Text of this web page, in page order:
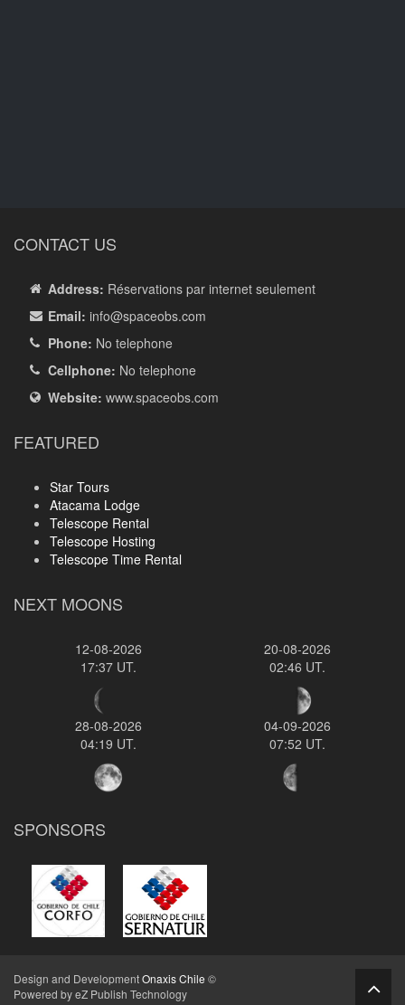
CONTACT US
Address: Réservations par internet seulement
Email: info@spaceobs.com
Phone: No telephone
Cellphone: No telephone
Website: www.spaceobs.com
FEATURED
Star Tours
Atacama Lodge
Telescope Rental
Telescope Hosting
Telescope Time Rental
NEXT MOONS
12-08-2026
17:37 UT.
20-08-2026
02:46 UT.
28-08-2026
04:19 UT.
04-09-2026
07:52 UT.
SPONSORS
Design and DevelopmentOnaxis Chile ©
Powered by eZ Publish Technology